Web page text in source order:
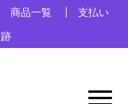
商品一覧
支払い